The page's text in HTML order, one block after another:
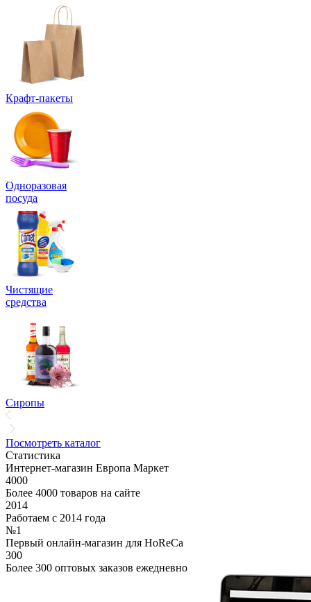
Крафт-пакеты
Одноразовая
посуда
Чистящие
средства
Сиропы
Посмотреть каталог
Статистика
Интернет-магазин Европа Маркет
4000
Более 4000 товаров на сайте
2014
Работаем с 2014 года
№1
Первый онлайн-магазин для HoReCa
300
Более 300 оптовых заказов ежедневно